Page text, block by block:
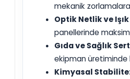
mekanik
Optik Netlik ve
panellerinde
Gıda ve Sağlık
ekipman üretiminde
Kimyasal